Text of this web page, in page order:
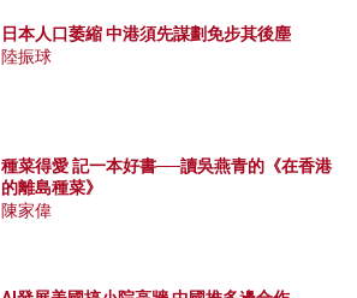
日本人口萎縮 中港須先謀劃免步其後塵
陸振球
種菜得愛 記一本好書──讀吳燕青的《在香港
的離島種菜》
陳家偉